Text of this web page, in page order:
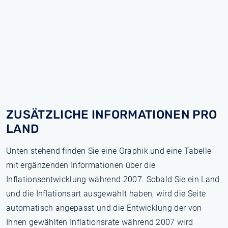
ZUSÄTZLICHE INFORMATIONEN PRO
LAND
Unten stehend finden Sie eine Graphik und eine Tabelle
mit ergänzenden Informationen über die
Inflationsentwicklung während 2007. Sobald Sie ein Land
und die Inflationsart ausgewählt haben, wird die Seite
automatisch angepasst und die Entwicklung der von
Ihnen gewählten Inflationsrate während 2007 wird